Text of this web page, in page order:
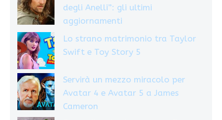
degli Anelli”: gli ultimi
aggiornamenti
Lo strano matrimonio tra Taylor
Swift e Toy Story 5
Servirà un mezzo miracolo per
Avatar 4 e Avatar 5 a James
Cameron